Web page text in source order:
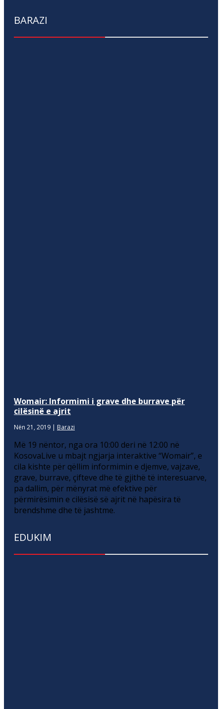
BARAZI
Womair: Informimi i grave dhe burrave për
cilësinë e ajrit
Nën 21, 2019 | Barazi
Më 19 nëntor, nga ora 10:00 deri në 12:00 në
KosovaLive u mbajt ngjarja interaktive “Womair”, e
cila kishte për qëllim informimin e djemve, vajzave,
grave, burrave, çifteve dhe të gjithë të interesuarve,
pa dallim, për mënyrat më efektive për
përmirësimin e cilësisë së ajrit në hapësira të
brendshme dhe të jashtme.
EDUKIM